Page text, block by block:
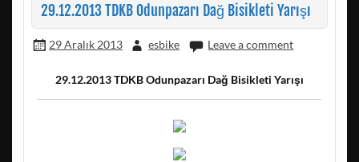
29.12.2013 TDKB Odunpazarı Dağ Bisikleti Yarışı
29 Aralık 2013 esbike Leave a comment
29.12.2013 TDKB Odunpazarı Dağ Bisikleti Yarışı